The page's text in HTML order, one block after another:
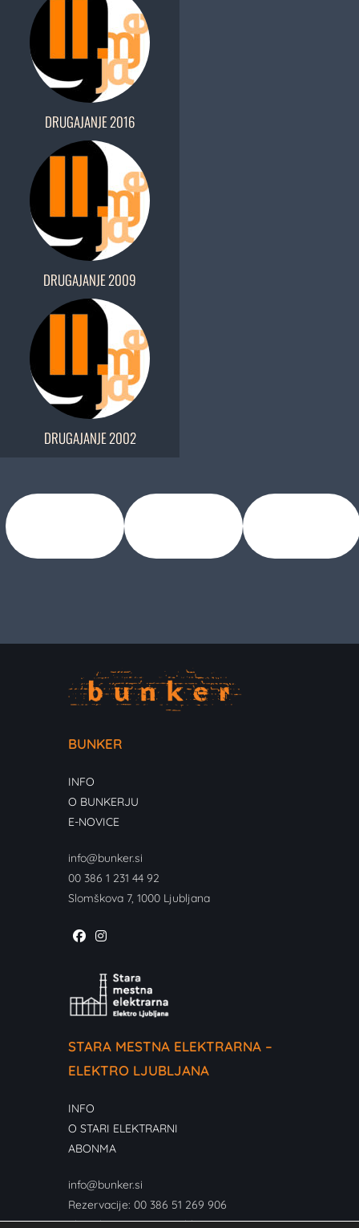
DRUGAJANJE 2016
DRUGAJANJE 2009
DRUGAJANJE 2002
BUNKER
INFO
O BUNKERJU
E-NOVICE
info@bunker.si
00 386 1 231 44 92
Slomškova 7, 1000 Ljubljana
STARA MESTNA ELEKTRARNA –
ELEKTRO LJUBLJANA
INFO
O STARI ELEKTRARNI
ABONMA
info@bunker.si
Rezervacije: 00 386 51 269 906